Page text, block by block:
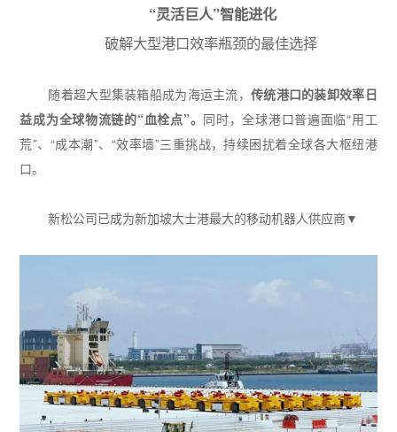
“灵活巨人”智能进化
破解大型港口效率瓶颈的最佳选择
随着超大型集装箱船成为海运主流，传统港口的装卸效率日
益成为全球物流链的“血栓点”。 同时，全球港口普遍面临“用工
荒”、 “成本潮”、 “效率墙”三重挑战，持续困扰着全球各大枢纽港
口。
新松公司已成为新加坡大士港最大的移动机器人供应商▼